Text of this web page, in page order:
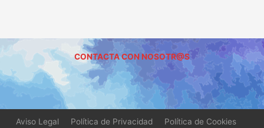
CONTACTA CON NOSOTR@S
Aviso Legal Política de Privacidad Política de Cookies